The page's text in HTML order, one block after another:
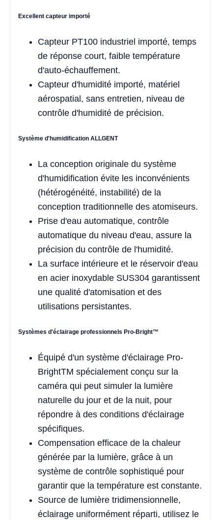
Excellent capteur importé
Capteur PT100 industriel importé, temps
de réponse court, faible température
d'auto-échauffement.
Capteur d'humidité importé, matériel
aérospatial, sans entretien, niveau de
contrôle d'humidité de précision.
Système d'humidification ALLGENT
La conception originale du système
d'humidification évite les inconvénients
(hétérogénéité, instabilité) de la
conception traditionnelle des atomiseurs.
Prise d'eau automatique, contrôle
automatique du niveau d'eau, assure la
précision du contrôle de l'humidité.
La surface intérieure et le réservoir d'eau
en acier inoxydable SUS304 garantissent
une qualité d'atomisation et des
utilisations persistantes.
Systèmes d'éclairage professionnels Pro-Bright™
Équipé d'un système d'éclairage Pro-
BrightTM spécialement conçu sur la
caméra qui peut simuler la lumière
naturelle du jour et de la nuit, pour
répondre à des conditions d'éclairage
spécifiques.
Compensation efficace de la chaleur
générée par la lumière, grâce à un
système de contrôle sophistiqué pour
garantir que la température est constante.
Source de lumière tridimensionnelle,
éclairage uniformément réparti, utilisez le